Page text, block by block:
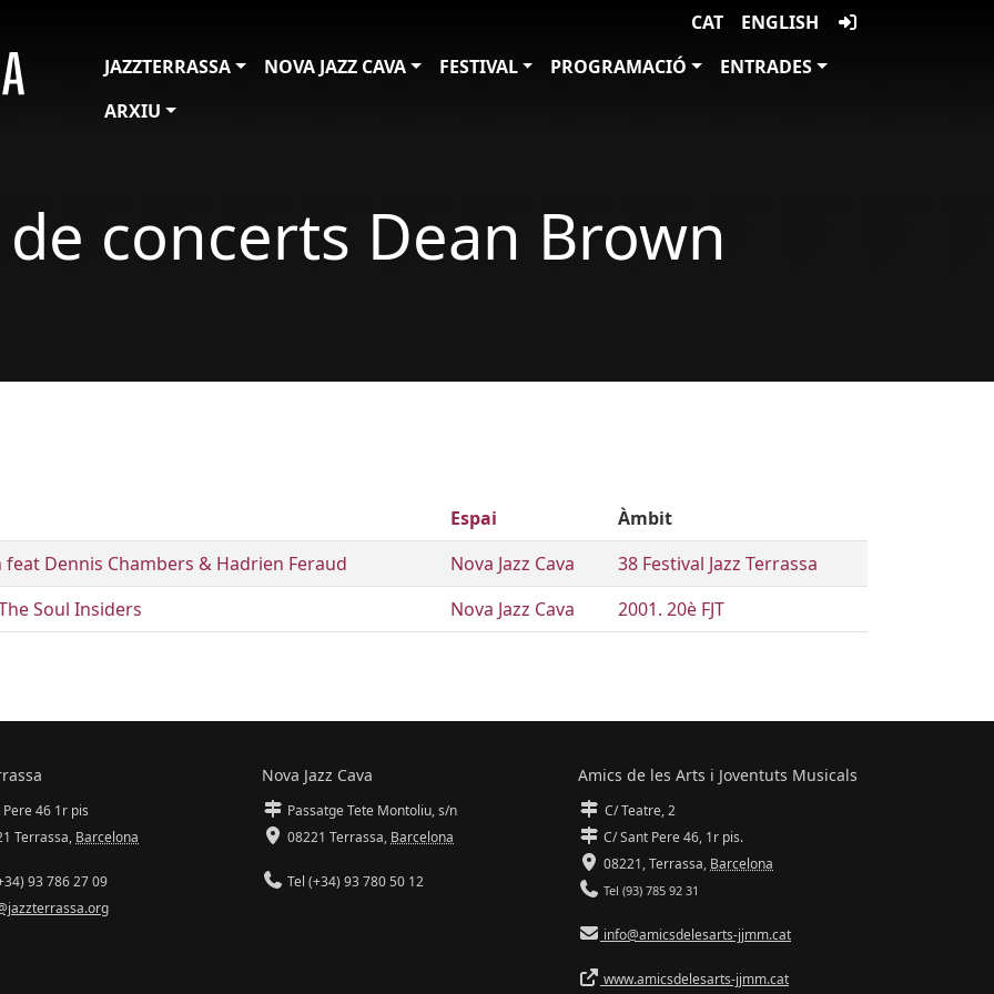
CAT
ENGLISH
JAZZTERRASSA
NOVA JAZZ CAVA FESTIVAL PROGRAMACIÓ
ENTRADES
ARXIU
concerts Dean Brown
Espai
Àmbit
feat Dennis Chambers & Hadrien Feraud Nova Jazz Cava
38 Festival Jazz Terrassa
Soul Insiders Nova Jazz Cava 2001. 20è FJT
Pere 46 1r pis
Terrassa, Barcelona
93 786 27 09
Nova Jazz Cava
Passatge Tete Montoliu, s/n
08221 Terrassa, Barcelona
Tel (+34) 93 780 50 12
Amics de les Arts i Joventuts Musicals
C/ Teatre, 2
C/ Sant Pere 46, 1r pis.
08221,Terrassa, Barcelona
Tel (93) 785 92 31
info@amicsdelesarts-jjmm.cat
www.amicsdelesarts-jjmm.cat